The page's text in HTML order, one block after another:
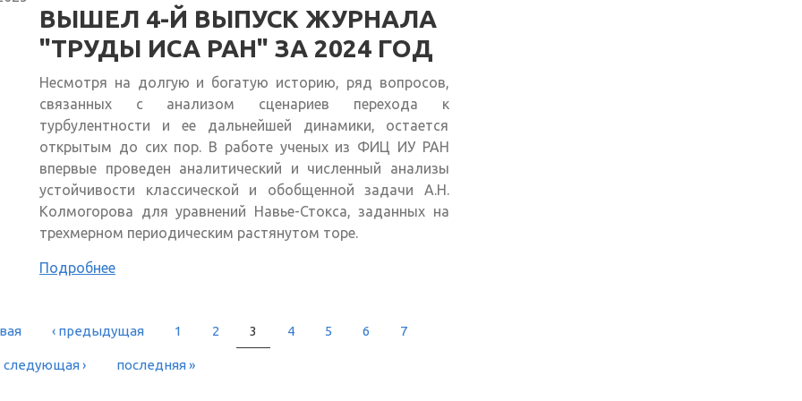
ВЫШЕЛ 4-Й ВЫПУСК ЖУРНАЛА
"ТРУДЫ ИСА РАН" ЗА 2024 ГОД
Несмотря на долгую и богатую историю, ряд вопросов,
связанных с анализом сценариев перехода к
турбулентности и ее дальнейшей динамики, остается
открытым до сих пор. В работе ученых из ФИЦ ИУ РАН
впервые проведен аналитический и численный анализы
устойчивости классической и обобщенной задачи А.Н.
Колмогорова для уравнений Навье-Стокса, заданных на
трехмерном периодическим растянутом торе.
Подробнее
‹ предыдущая 1 2 3 4 5 6 7
следующая › последняя »